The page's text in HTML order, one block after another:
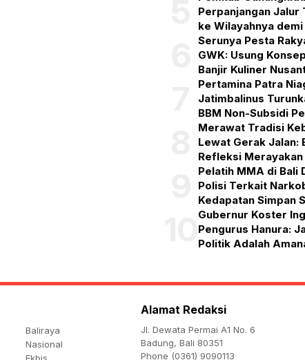
Plastik
Perpanjangan Jalur
ke Wilayahnya
Ekonomi dan
Serunya Pesta
GWK: Usung
Banjir Kuliner
Pesta Kembang Api
Pertamina Patra
Jatimbalinus
BBM Non-Subsidi
2026
Merawat Tradisi
Lewat Gerak Jalan:
Refleksi Merayakan
RI
Pelatih MMA di Bali
Polisi Terkait
Kedapatan Simpan
Puluhan Amunisi
Gubernur Koster
Pengurus Hanura:
Politik Adalah
Baliraya
Nasional
Alamat Redaksi
Jl. Dewata Permai A1 No. 6
Badung, Bali 80351
Phone (0361) 9090113